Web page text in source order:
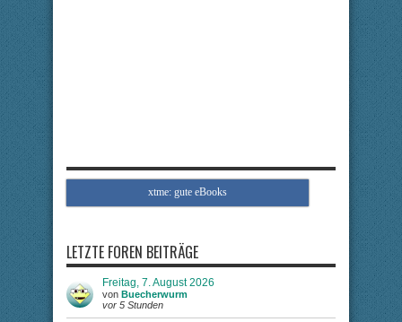
xtme: gute eBooks
LETZTE FOREN BEITRÄGE
Freitag, 7. August 2026
von Buecherwurm
vor 5 Stunden